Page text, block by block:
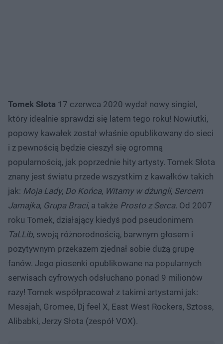
Tomek Słota 17 czerwca 2020 wydał nowy singiel,
który idealnie sprawdzi się latem tego roku! Nowiutki,
popowy kawałek został właśnie opublikowany do sieci
i z pewnością będzie cieszył się ogromną
popularnością, jak poprzednie hity artysty. Tomek Słota
znany jest światu przede wszystkim z kawałków takich
jak: Moja Lady, Do Końca, Witamy w dżungli, Sercem
Jamajka, Grupa Braci, a także Prosto z Serca. Od 2007
roku Tomek, działający kiedyś pod pseudonimem
TaLLib, swoją różnorodnością, barwnym głosem i
pozytywnym przekazem zjednał sobie dużą grupę
fanów. Jego piosenki opublikowane na popularnych
serwisach cyfrowych odsłuchano ponad 9 milionów
razy! Tomek współpracował z takimi artystami jak:
Mesajah, Gromee, Dj feel X, East West Rockers, Sztoss,
Alibabki, Jerzy Słota (zespół VOX).